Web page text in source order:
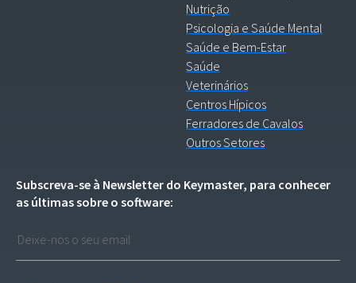
Nutrição
Psicologia e Saúde Mental
Saúde e Bem-Estar
Saúde
Veterinários
Centros Hípicos
Ferradores de Cavalos
Outros Setores
Subscreva-se à Newsletter do Keymaster, para conhecer
as últimas sobre o software: